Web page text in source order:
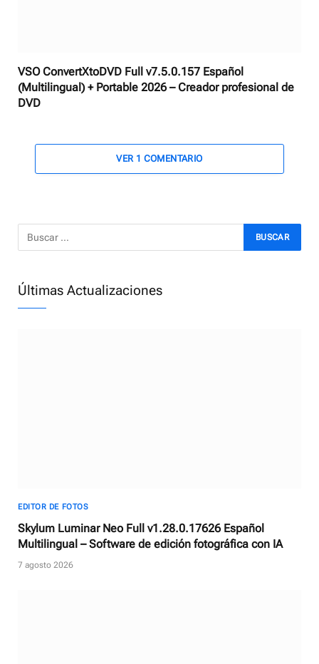
VSO ConvertXtoDVD Full v7.5.0.157 Español
(Multilingual) + Portable 2026 – Creador profesional de
DVD
VER 1 COMENTARIO
Últimas Actualizaciones
EDITOR DE FOTOS
Skylum Luminar Neo Full v1.28.0.17626 Español
Multilingual – Software de edición fotográfica con IA
7 agosto 2026